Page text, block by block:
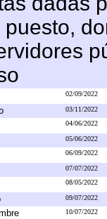
puesto,
02/09/2022
03/11/2022
04/06/2022
05/06/2022
06/09/2022
07/07/2022
08/05/2022
09/07/2022
10/07/2022